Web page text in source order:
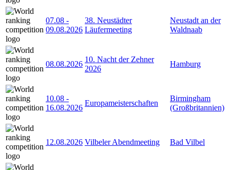
07.08 -
09.08.2026
38. Neustädter
Läufermeeting
Neustadt an der
Waldnaab
08.08.2026
10. Nacht der Zehner
2026
Hamburg
10.08 -
16.08.2026
Europameisterschaften
Birmingham
(Großbritannien)
12.08.2026 Vilbeler Abendmeeting Bad Vilbel